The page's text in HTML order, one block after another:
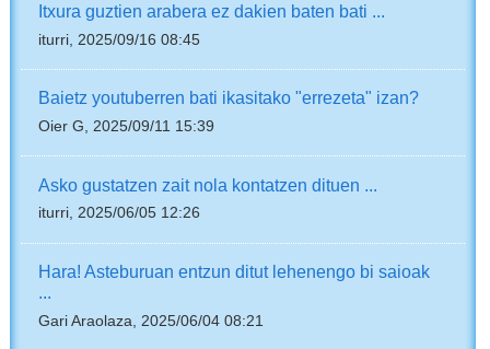
Itxura guztien arabera ez dakien baten bati ...
iturri, 2025/09/16 08:45
Baietz youtuberren bati ikasitako "errezeta" izan?
Oier G, 2025/09/11 15:39
Asko gustatzen zait nola kontatzen dituen ...
iturri, 2025/06/05 12:26
Hara! Asteburuan entzun ditut lehenengo bi saioak
...
Gari Araolaza, 2025/06/04 08:21